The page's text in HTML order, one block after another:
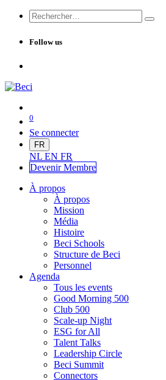
Follow us
0
Se connecter
FR
NL EN FR
Devenir Membre
À propos
À propos
Mission
Média
Histoire
Beci Schools
Structure de Beci
Personnel
Agenda
Tous les events
Good Morning 500
Club 500
Scale-up Night
ESG for All
Talent Talks
Leadership Circle
Beci Summit
Connectors